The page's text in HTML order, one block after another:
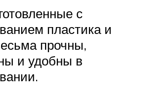
с
пластика и
прочны,
и удобны в